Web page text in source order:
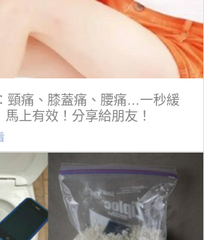
頸痛、膝蓋痛、腰痛…一秒緩
上有效！分享給朋友！